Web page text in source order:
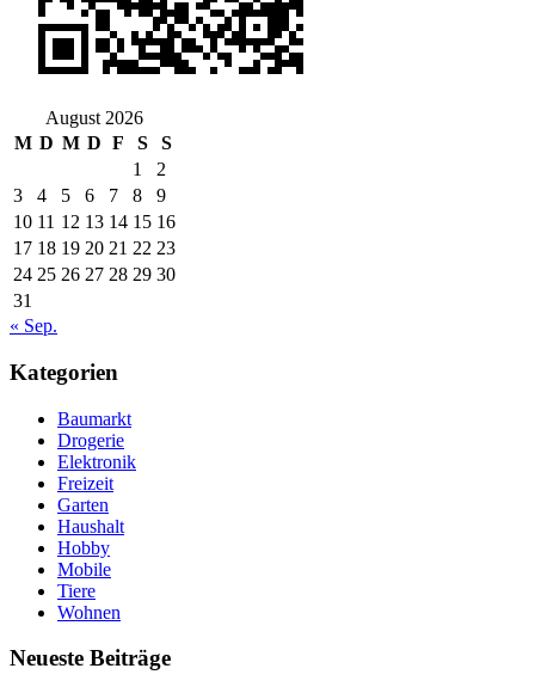
August 2026
M D M D F S
S
1
2
3
4 5 6 7 8
9
10 11 12 13 14 15 16
17 18 19 20 21 22 23
24 25 26 27 28 29 30
31
« Sep.
Kategorien
Baumarkt
Drogerie
Elektronik
Freizeit
Garten
Haushalt
Hobby
Mobile
Tiere
Wohnen
Neueste Beiträge